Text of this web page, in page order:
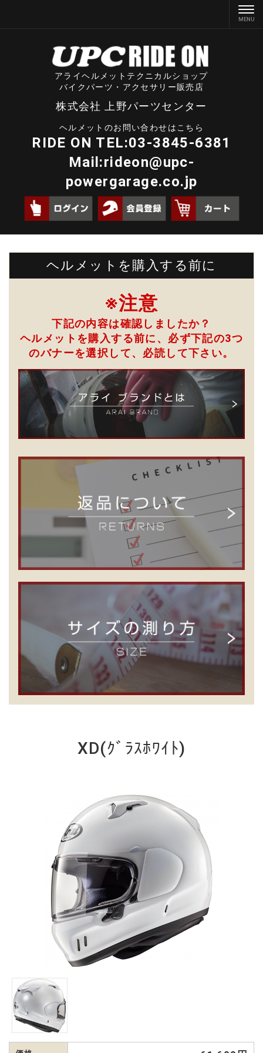
アライヘルメットテクニカルショップ
バイクパーツ・アクセサリー販売店
株式会社 上野パーツセンター
ヘルメットのお問い合わせはこちら
RIDE ON TEL:03-3845-6381
Mail:rideon@upc-
powergarage.co.jp
ヘルメットを購入する前に
※注意
下記の内容は確認しましたか？
ヘルメットを購入する前に、必ず下記の3つ
のバナーを選択して、 必読して下さい。
XD(ｸﾞﾗｽﾎﾜｲﾄ)